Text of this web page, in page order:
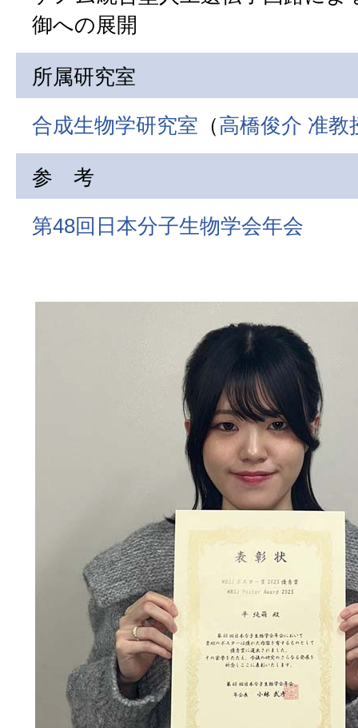
御への展開
所属研究室
合成生物学研究室 （高橋俊介 准教
参 考
第48回日本分子生物学会年会